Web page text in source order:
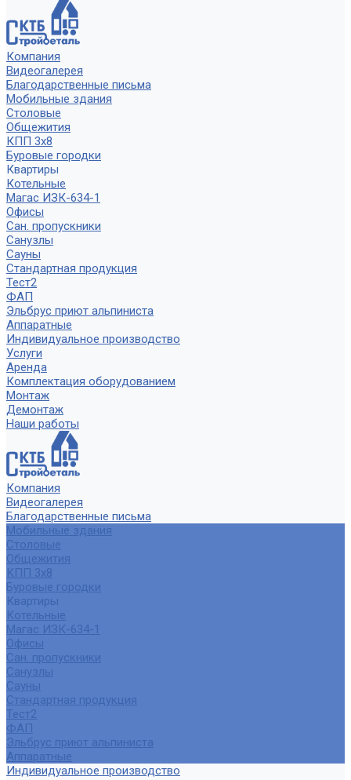
Компания
Видеогалерея
Благодарственные письма
Мобильные здания
Столовые
Общежития
КПП 3х8
Буровые городки
Квартиры
Котельные
Магас ИЗК-634-1
Офисы
Сан. пропускники
Санузлы
Сауны
Стандартная продукция
Тест2
ФАП
Эльбрус приют альпиниста
Аппаратные
Индивидуальное производство
Услуги
Аренда
Комплектация оборудованием
Монтаж
Демонтаж
Наши работы
Компания
Видеогалерея
Благодарственные письма
Мобильные здания
Столовые
Общежития
КПП 3х8
Буровые городки
Квартиры
Котельные
Магас ИЗК-634-1
Офисы
Сан. пропускники
Санузлы
Сауны
Стандартная продукция
Тест2
ФАП
Эльбрус приют альпиниста
Аппаратные
Индивидуальное производство